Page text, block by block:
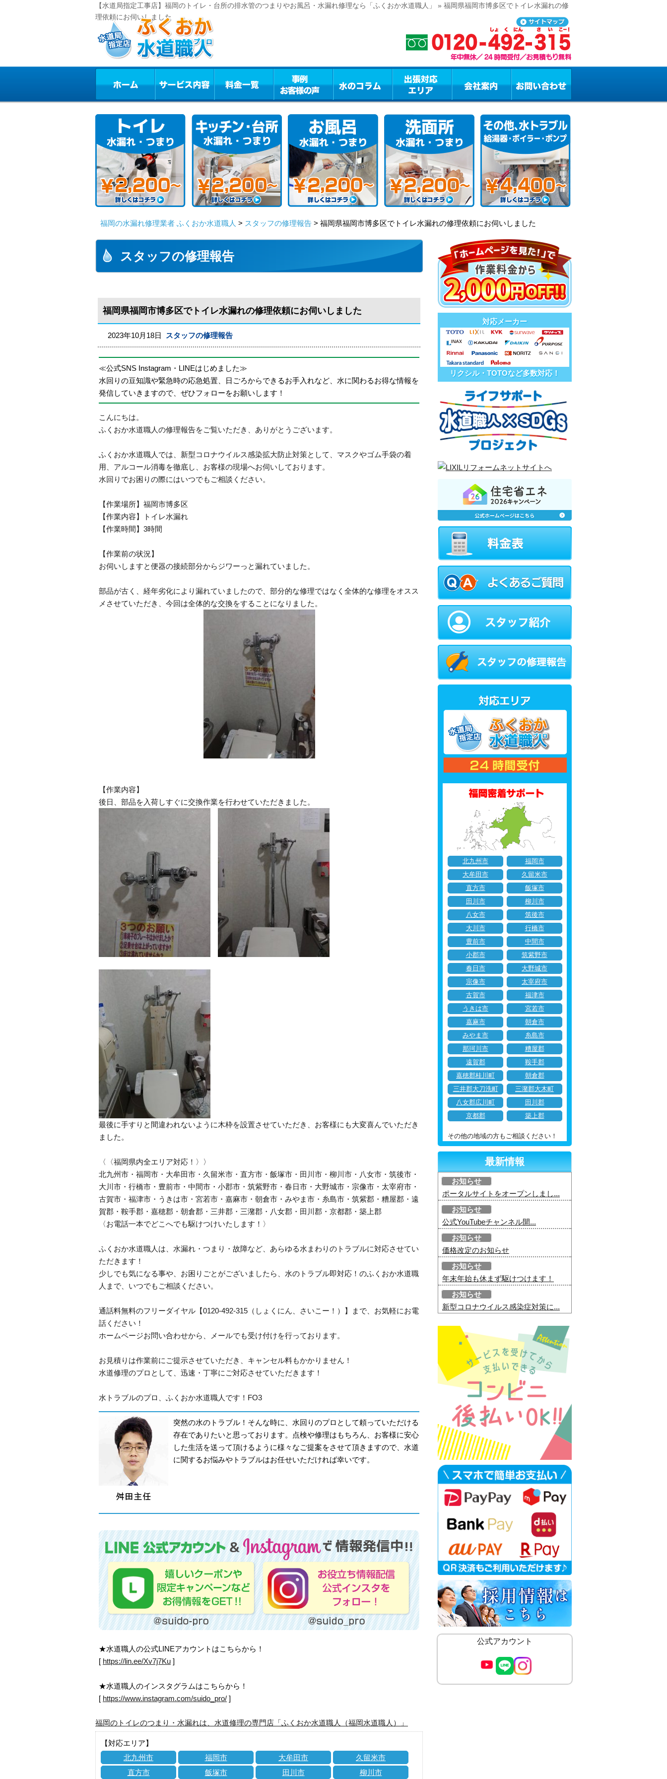
【水道局指定工事店】福岡のトイレ・台所の排水管のつまりやお風呂・水漏れ修理なら「ふくおか水道職人」 » 福岡県福岡市博多区でトイレ水漏れの修
理依頼にお伺いしました
福岡の水漏れ修理業者 ふくおか水道職人 > スタッフの修理報告 > 福岡県福岡市博多区でトイレ水漏れの修理依頼にお伺いしました
スタッフの修理報告
福岡県福岡市博多区でトイレ水漏れの修理依頼にお伺いしました
2023年10月18日 スタッフの修理報告
≪公式SNS Instagram・LINEはじめました≫
水回りの豆知識や緊急時の応急処置、日ごろからできるお手入れなど、水に関わるお得な情報を
発信していきますので、ぜひフォローをお願いします！
こんにちは。
ふくおか水道職人の修理報告をご覧いただき、ありがとうございます。
ふくおか水道職人では、新型コロナウイルス感染拡大防止対策として、マスクやゴム手袋の着
用、アルコール消毒を徹底し、お客様の現場へお伺いしております。
水回りでお困りの際にはいつでもご相談ください。
【作業場所】福岡市博多区
【作業内容】トイレ水漏れ
【作業時間】3時間
【作業前の状況】
お伺いしますと便器の接続部分からジワーっと漏れていました。
部品が古く、経年劣化により漏れていましたので、部分的な修理ではなく全体的な修理をオスス
メさせていただき、今回は全体的な交換をすることになりました。
【作業内容】
後日、部品を入荷しすぐに交換作業を行わせていただきました。
最後に手すりと間違われないように木枠を設置させていただき、お客様にも大変喜んでいただき
ました。
〈〈福岡県内全エリア対応！〉〉
北九州市・福岡市・大牟田市・久留米市・直方市・飯塚市・田川市・柳川市・八女市・筑後市・
大川市・行橋市・豊前市・中間市・小郡市・筑紫野市・春日市・大野城市・宗像市・太宰府市・
古賀市・福津市・うきは市・宮若市・嘉麻市・朝倉市・みやま市・糸島市・筑紫郡・糟屋郡・遠
賀郡・鞍手郡・嘉穂郡・朝倉郡・三井郡・三潴郡・八女郡・田川郡・京都郡・築上郡
〈お電話一本でどこへでも駆けつけいたします！〉
ふくおか水道職人は、水漏れ・つまり・故障など、あらゆる水まわりのトラブルに対応させてい
ただきます！
少しでも気になる事や、お困りごとがございましたら、水のトラブル即対応！のふくおか水道職
人まで、いつでもご相談ください。
通話料無料のフリーダイヤル【0120-492-315（しょくにん、さいこー！）】まで、お気軽にお電
話ください！
ホームページお問い合わせから、メールでも受け付けを行っております。
お見積りは作業前にご提示させていただき、キャンセル料もかかりません！
水道修理のプロとして、迅速・丁寧にご対応させていただきます！
水トラブルのプロ、ふくおか水道職人です！FO3
突然の水のトラブル！そんな時に、水回りのプロとして頼っていただける
存在でありたいと思っております。点検や修理はもちろん、お客様に安心
した生活を送って頂けるように様々なご提案をさせて頂きますので、水道
に関するお悩みやトラブルはお任せいただければ幸いです。
★水道職人の公式LINEアカウントはこちらから！
[ https://lin.ee/Xv7j7Ku ]
★水道職人のインスタグラムはこちらから！
[ https://www.instagram.com/suido_pro/ ]
福岡のトイレのつまり・水漏れは、水道修理の専門店「ふくおか水道職人（福岡水道職人）」
【対応エリア】
北九州市
福岡市 大牟田市
久留米市
直方市
飯塚市 田川市 柳川市
対応メーカー
リクシル・TOTOなど多数対応！
北九州市
福岡市
大牟田市
久留米市
直方市
飯塚市
田川市
柳川市
八女市
筑後市
大川市
行橋市
豊前市
中間市
小郡市
筑紫野市
春日市
大野城市
宗像市
太宰府市
古賀市
福津市
うきは市
宮若市
嘉麻市
朝倉市
みやま市
糸島市
那珂川市
糟屋郡
遠賀郡
鞍手郡
嘉穂郡桂川町
朝倉郡
三井郡大刀洗町
三潴郡大木町
八女郡広川町
田川郡
京都郡
築上郡
その他の地域の方もご相談ください！
最新情報
お知らせ
ポータルサイトをオープンしまし...
お知らせ
公式YouTubeチャンネル開...
お知らせ
価格改定のお知らせ
お知らせ
年末年始も休まず駆けつけます！
お知らせ
新型コロナウイルス感染症対策に...
公式アカウント